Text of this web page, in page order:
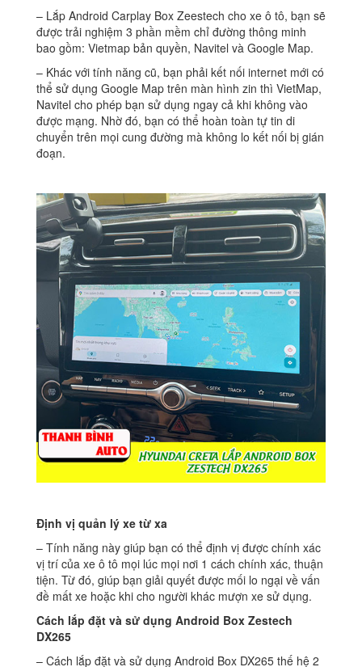
– Lắp Android Carplay Box Zeestech cho xe ô tô, bạn sẽ
được trải nghiệm 3 phần mềm chỉ đường thông minh
bao gồm: Vietmap bản quyền, Navitel và Google Map.
– Khác với tính năng cũ, bạn phải kết nối internet mới có
thể sử dụng Google Map trên màn hình zin thì VietMap,
Navitel cho phép bạn sử dụng ngay cả khi không vào
được mạng. Nhờ đó, bạn có thể hoàn toàn tự tin di
chuyển trên mọi cung đường mà không lo kết nối bị gián
đoạn.
Định vị quản lý xe từ xa
– Tính năng này giúp bạn có thể định vị được chính xác
vị trí của xe ô tô mọi lúc mọi nơi 1 cách chính xác, thuận
tiện. Từ đó, giúp bạn giải quyết được mối lo ngại về vấn
đề mất xe hoặc khi cho người khác mượn xe sử dụng.
Cách lắp đặt và sử dụng Android Box Zestech
DX265
– Cách lắp đặt và sử dụng Android Box DX265 thế hệ 2